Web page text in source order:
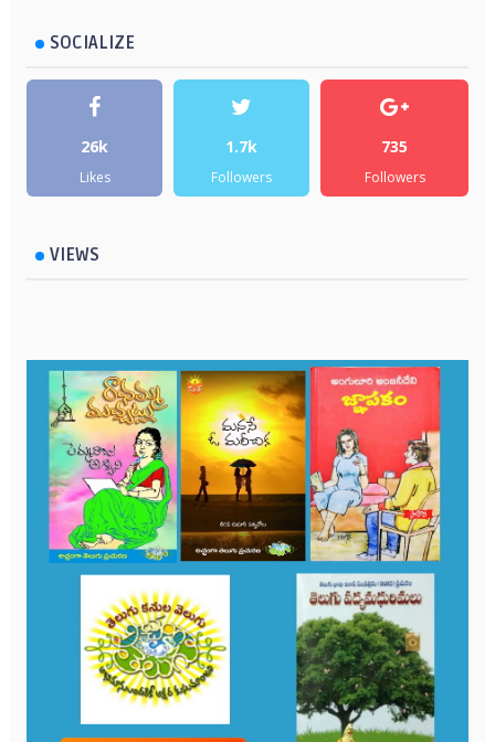
SOCIALIZE
26k
Likes
1.7k
Followers
735
Followers
VIEWS